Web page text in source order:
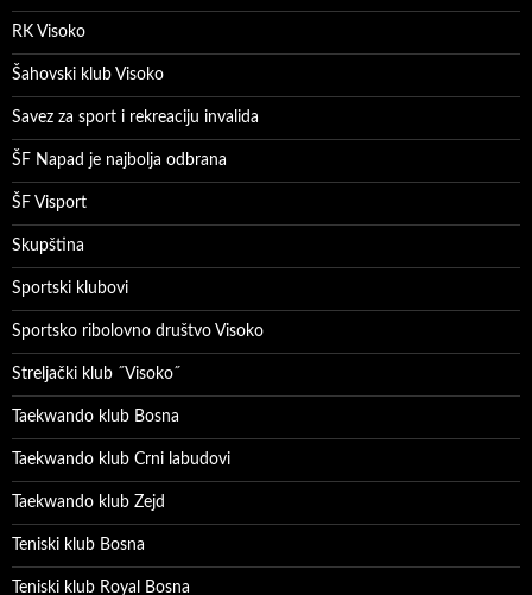
RK Visoko
Šahovski klub Visoko
Savez za sport i rekreaciju invalida
ŠF Napad je najbolja odbrana
ŠF Visport
Skupština
Sportski klubovi
Sportsko ribolovno društvo Visoko
Streljački klub ˝Visoko˝
Taekwando klub Bosna
Taekwando klub Crni labudovi
Taekwando klub Zejd
Teniski klub Bosna
Teniski klub Royal Bosna